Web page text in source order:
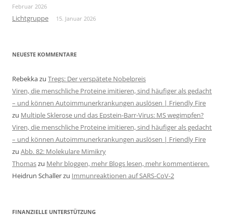
Februar 2026
Lichtgruppe 15. Januar 2026
NEUESTE KOMMENTARE
Rebekkazu Tregs: Der verspätete Nobelpreis
Viren, die menschliche Proteine imitieren, sind häufiger als gedacht
– und können Autoimmunerkrankungen auslösen | Friendly Fire
zu Multiple Sklerose und das Epstein-Barr-Virus: MS wegimpfen?
Viren, die menschliche Proteine imitieren, sind häufiger als gedacht
– und können Autoimmunerkrankungen auslösen | Friendly Fire
zu Abb. 82: Molekulare Mimikry
Thomaszu Mehr bloggen, mehr Blogs lesen, mehr kommentieren.
Heidrun Schallerzu Immunreaktionen auf SARS-CoV-2
FINANZIELLE UNTERSTÜTZUNG